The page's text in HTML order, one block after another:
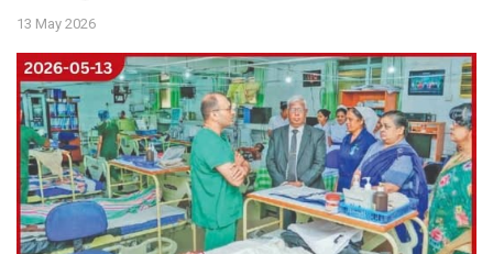
13 May 2026